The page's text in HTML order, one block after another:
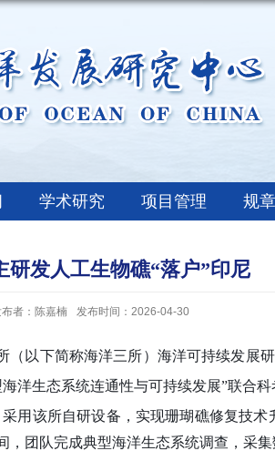
学术研究 项目管理 规
研发人工生物礁“落户”印尼
者：陈嘉楠 发布时间：2026-04-30
以下简称海洋三所）海洋可持续发展
洋生态系统连通性与可持续发展”联合
用该所自研设备，实现珊瑚礁修复技术
团队完成典型海洋生态系统调查，采